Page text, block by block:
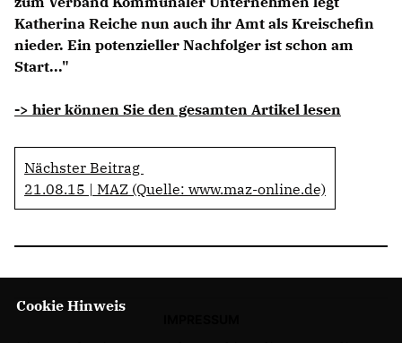
CDU Deutschland
CDU Fraktion im Brandenburger Landtag
Katherina Reiche nun auch ihr Amt als Kreischefin
nieder. Ein potenzieller Nachfolger ist schon am
Start..."
-> hier können Sie den gesamten Artikel lesen
Nächster Beitrag
21.08.15 | MAZ (Quelle: www.maz-online.de)
Cookie Hinweis